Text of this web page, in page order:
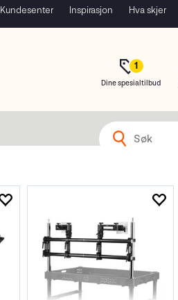
Kundesenter Inspirasjon Hva skjer
1
Dine spesialtilbud